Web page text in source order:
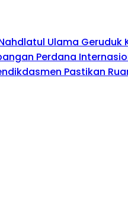
Ulama Geruduk
Perdana
Pastikan